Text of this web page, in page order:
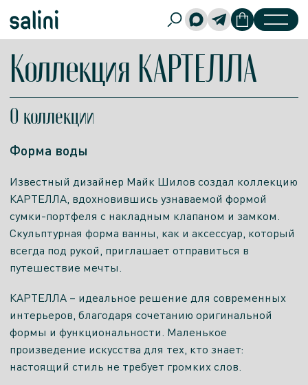
Коллекция КАРТЕЛЛА
О коллекции
Форма воды
Известный дизайнер Майк Шилов создал коллекцию
КАРТЕЛЛА, вдохновившись узнаваемой формой
сумки-портфеля с накладным клапаном и замком.
Скульптурная форма ванны, как и аксессуар, который
всегда под рукой, приглашает отправиться в
путешествие мечты.
КАРТЕЛЛА – идеальное решение для современных
интерьеров, благодаря сочетанию оригинальной
формы и функциональности. Маленькое
произведение искусства для тех, кто знает:
настоящий стиль не требует громких слов.